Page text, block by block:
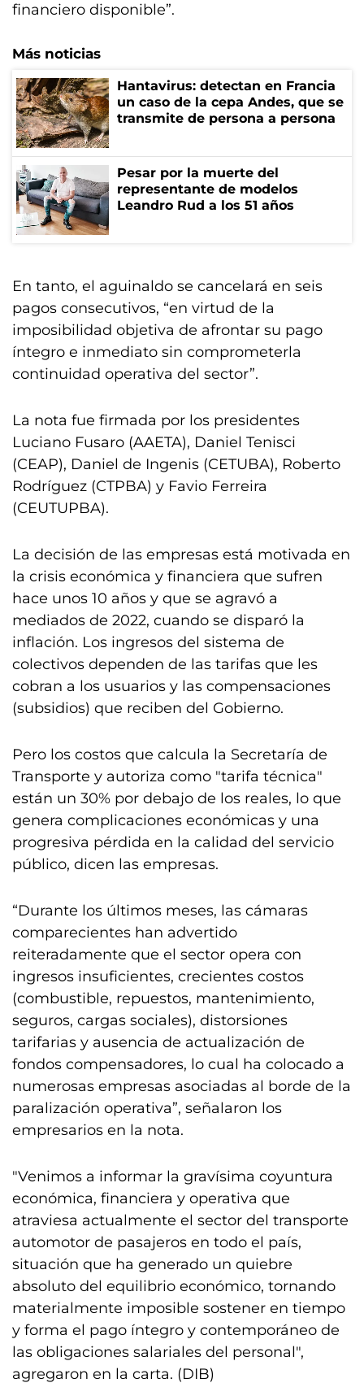
financiero disponible”.
Más noticias
Hantavirus: detectan en Francia
un caso de la cepa Andes, que se
transmite de persona a persona
Pesar por la muerte del
representante de modelos
Leandro Rud a los 51 años
En tanto, el aguinaldo se cancelará en seis
pagos consecutivos, “en virtud de la
imposibilidad objetiva de afrontar su pago
íntegro e inmediato sin comprometerla
continuidad operativa del sector”.
La nota fue firmada por los presidentes
Luciano Fusaro (AAETA), Daniel Tenisci
(CEAP), Daniel de Ingenis (CETUBA), Roberto
Rodríguez (CTPBA) y Favio Ferreira
(CEUTUPBA).
La decisión de las empresas está motivada en
la crisis económica y financiera que sufren
hace unos 10 años y que se agravó a
mediados de 2022, cuando se disparó la
inflación. Los ingresos del sistema de
colectivos dependen de las tarifas que les
cobran a los usuarios y las compensaciones
(subsidios) que reciben del Gobierno.
Pero los costos que calcula la Secretaría de
Transporte y autoriza como "tarifa técnica"
están un 30% por debajo de los reales, lo que
genera complicaciones económicas y una
progresiva pérdida en la calidad del servicio
público, dicen las empresas.
“Durante los últimos meses, las cámaras
comparecientes han advertido
reiteradamente que el sector opera con
ingresos insuficientes, crecientes costos
(combustible, repuestos, mantenimiento,
seguros, cargas sociales), distorsiones
tarifarias y ausencia de actualización de
fondos compensadores, lo cual ha colocado a
numerosas empresas asociadas al borde de la
paralización operativa”, señalaron los
empresarios en la nota.
"Venimos a informar la gravísima coyuntura
económica, financiera y operativa que
atraviesa actualmente el sector del transporte
automotor de pasajeros en todo el país,
situación que ha generado un quiebre
absoluto del equilibrio económico, tornando
materialmente imposible sostener en tiempo
y forma el pago íntegro y contemporáneo de
las obligaciones salariales del personal",
agregaron en la carta. (DIB)